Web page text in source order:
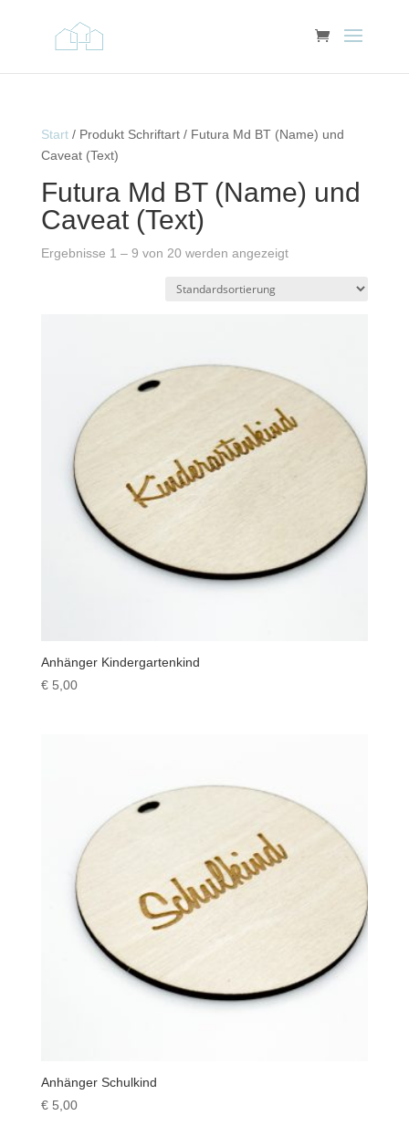
Start/ Produkt Schriftart / Futura Md BT (Name) und
Caveat (Text)
Futura Md BT (Name) und
Caveat (Text)
Ergebnisse 1 – 9 von 20 werden angezeigt
Anhänger Kindergartenkind
€5,00
Anhänger Schulkind
€5,00